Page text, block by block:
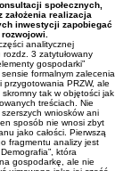
społecznych,
założenia realizacja
inwestycji zapobiegać
analitycznej
3 zatytułowany
gospodarki”
sensie formalnym zalecenia
przygotowania PRZW, ale
tak w objętości jak
treściach. Nie
wniosków ani
sposób nie wnosi zbyt
jako całości. Pierwszą
fragmentu analizy jest
która
gospodarkę, ale nie